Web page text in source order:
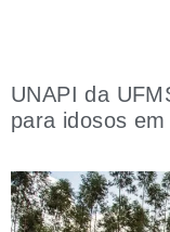
UNAPI da
para idosos